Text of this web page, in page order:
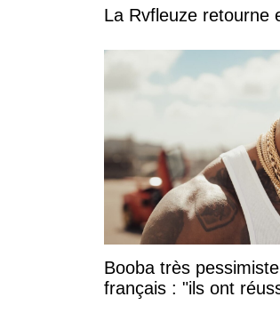
La Rvfleuze retourne
Booba très
français : "ils ont